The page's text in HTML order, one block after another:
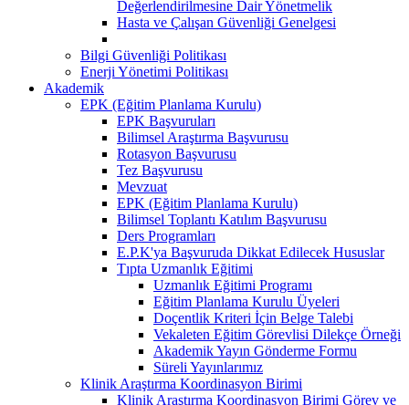
Değerlendirilmesine Dair Yönetmelik
Hasta ve Çalışan Güvenliği Genelgesi
Bilgi Güvenliği Politikası
Enerji Yönetimi Politikası
Akademik
EPK (Eğitim Planlama Kurulu)
EPK Başvuruları
Bilimsel Araştırma Başvurusu
Rotasyon Başvurusu
Tez Başvurusu
Mevzuat
EPK (Eğitim Planlama Kurulu)
Bilimsel Toplantı Katılım Başvurusu
Ders Programları
E.P.K'ya Başvuruda Dikkat Edilecek Hususlar
Tıpta Uzmanlık Eğitimi
Uzmanlık Eğitimi Programı
Eğitim Planlama Kurulu Üyeleri
Doçentlik Kriteri İçin Belge Talebi
Vekaleten Eğitim Görevlisi Dilekçe Örneği
Akademik Yayın Gönderme Formu
Süreli Yayınlarımız
Klinik Araştırma Koordinasyon Birimi
Klinik Araştırma Koordinasyon Birimi Görev ve